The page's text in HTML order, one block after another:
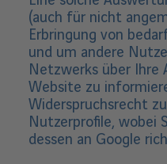
(auch für nicht
Erbringung von
und um andere
Netzwerks über
Website zu
Widerspruchsrecht
Nutzerprofile, wobei
dessen an Google